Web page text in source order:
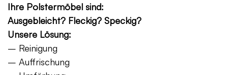
Ihre Polstermöbel sind:
Ausgebleicht? Fleckig? Speckig?
Unsere Lösung:
– Reinigung
– Auffrischung